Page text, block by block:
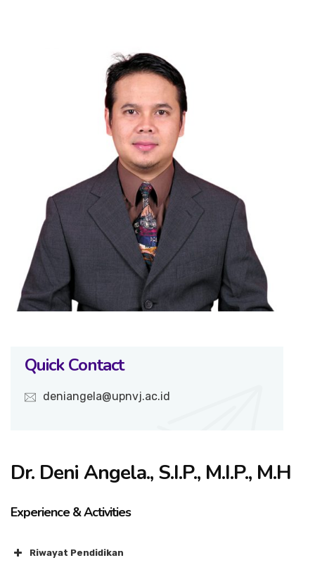
Quick Contact
deniangela@upnvj.ac.id
Dr. Deni Angela., S.I.P., M.I.P., M.H
Experience & Activities
Riwayat Pendidikan